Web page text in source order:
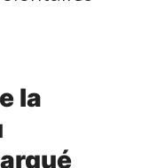
la